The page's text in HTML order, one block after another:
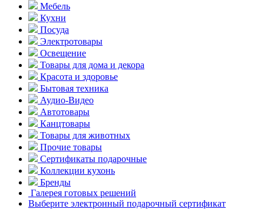
Мебель
Кухни
Посуда
Электротовары
Освещение
Товары для дома и декора
Красота и здоровье
Бытовая техника
Аудио-Видео
Автотовары
Канцтовары
Товары для животных
Прочие товары
Сертификаты подарочные
Коллекции кухонь
Бренды
Галерея готовых решений
Выберите электронный подарочный сертификат